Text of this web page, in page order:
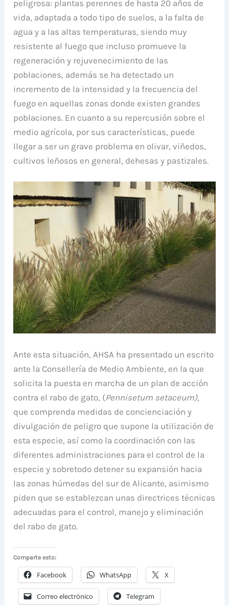
peligrosa: plantas perennes de hasta 20 años de
vida, adaptada a todo tipo de suelos, a la falta de
agua y a las altas temperaturas, siendo muy
resistente al fuego que incluso promueve la
regeneración y rejuvenecimiento de las
poblaciones, además se ha detectado un
incremento de la intensidad y la frecuencia del
fuego en aquellas zonas donde existen grandes
poblaciones. En cuanto a su repercusión sobre el
medio agrícola, por sus características, puede
llegar a ser un grave problema en olivar, viñedos,
cultivos leñosos en general, dehesas y pastizales.
Ante esta situación, AHSA ha presentado un escrito
ante la Consellería de Medio Ambiente, en la que
solicita la puesta en marcha de un plan de acción
contra el rabo de gato, (Pennisetum setaceum),
que comprenda medidas de concienciación y
divulgación de peligro que supone la utilización de
esta especie, así como la coordinación con las
diferentes administraciones para el control de la
especie y sobretodo detener su expansión hacia
las zonas húmedas del sur de Alicante, asimismo
piden que se establezcan unas directrices técnicas
adecuadas para el control, manejo y eliminación
del rabo de gato.
Comparte esto:
Facebook WhatsApp X
Correo electrónico Telegram